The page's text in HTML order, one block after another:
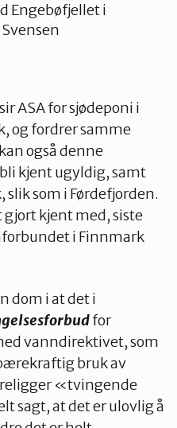
Engebøfjellet i
ASA for sjødeponi i
og fordrer samme
også denne
kjent ugyldig, samt
som i Førdefjorden.
kjent med, siste
i Finnmark
dom i at det i
for
vanndirektivet, som
bruk av
«tvingende
sagt, at det er ulovlig å